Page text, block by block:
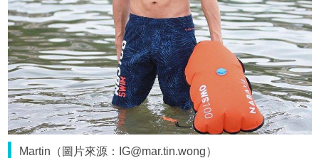
Martin（圖片來源：IG@mar.tin.wong）